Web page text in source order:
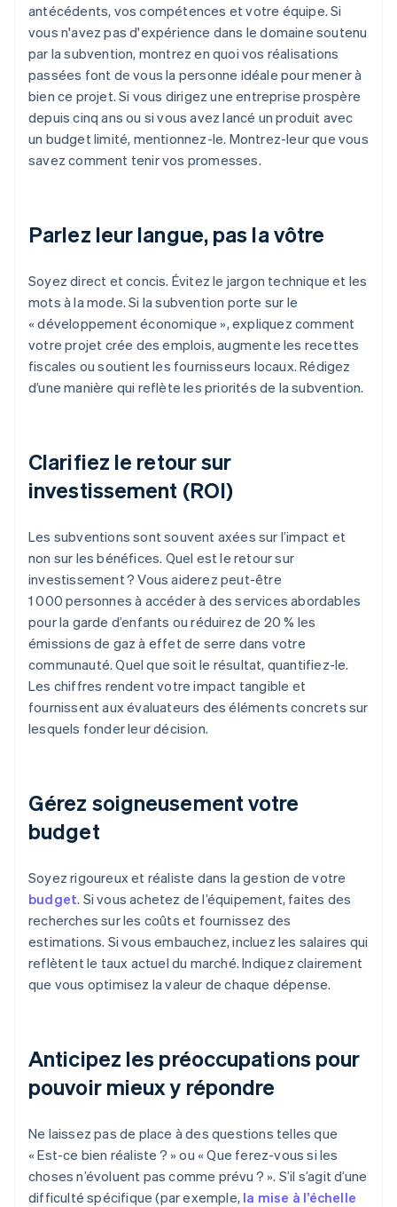
antécédents, vos compétences et votre équipe. Si
vous n'avez pas d'expérience dans le domaine soutenu
par la subvention, montrez en quoi vos réalisations
passées font de vous la personne idéale pour mener à
bien ce projet. Si vous dirigez une entreprise prospère
depuis cinq ans ou si vous avez lancé un produit avec
un budget limité, mentionnez-le. Montrez-leur que vous
savez comment tenir vos promesses.
Parlez leur langue, pas la vôtre
Soyez direct et concis. Évitez le jargon technique et les
mots à la mode. Si la subvention porte sur le
« développement économique », expliquez comment
votre projet crée des emplois, augmente les recettes
fiscales ou soutient les fournisseurs locaux. Rédigez
d’une manière qui reflète les priorités de la subvention.
Clarifiez le retour sur
investissement (ROI)
Les subventions sont souvent axées sur l’impact et
non sur les bénéfices. Quel est le retour sur
investissement ? Vous aiderez peut-être
1 000 personnes à accéder à des services abordables
pour la garde d’enfants ou réduirez de 20 % les
émissions de gaz à effet de serre dans votre
communauté. Quel que soit le résultat, quantifiez-le.
Les chiffres rendent votre impact tangible et
fournissent aux évaluateurs des éléments concrets sur
lesquels fonder leur décision.
Gérez soigneusement votre
budget
Soyez rigoureux et réaliste dans la gestion de votre
budget. Si vous achetez de l’équipement, faites des
recherches sur les coûts et fournissez des
estimations. Si vous embauchez, incluez les salaires qui
reflètent le taux actuel du marché. Indiquez clairement
que vous optimisez la valeur de chaque dépense.
Anticipez les préoccupations pour
pouvoir mieux y répondre
Ne laissez pas de place à des questions telles que
« Est-ce bien réaliste ? » ou « Que ferez-vous si les
choses n’évoluent pas comme prévu ? ». S’il s’agit d’une
difficulté spécifique (par exemple, la mise à l’échelle